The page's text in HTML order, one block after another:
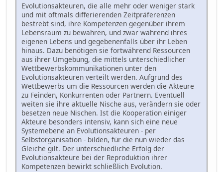
Evolutionsakteuren, die alle mehr oder weniger stark
und mit oftmals differierenden Zeitpräferenzen
bestrebt sind, ihre Kompetenzen gegenüber ihrem
Lebensraum zu bewahren, und zwar während ihres
eigenen Lebens und gegebenenfalls über ihr Leben
hinaus. Dazu benötigen sie fortwährend Ressourcen
aus ihrer Umgebung, die mittels unterschiedlicher
Wettbewerbskommunikationen unter den
Evolutionsakteuren verteilt werden. Aufgrund des
Wettbewerbs um die Ressourcen werden die Akteure
zu Feinden, Konkurrenten oder Partnern. Eventuell
weiten sie ihre aktuelle Nische aus, verändern sie oder
besetzen neue Nischen. Ist die Kooperation einiger
Akteure besonders intensiv, kann sich eine neue
Systemebene an Evolutionsakteuren - per
Selbstorganisation - bilden, für die nun wieder das
Gleiche gilt. Der unterschiedliche Erfolg der
Evolutionsakteure bei der Reproduktion ihrer
Kompetenzen bewirkt schließlich Evolution.